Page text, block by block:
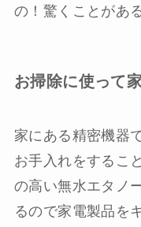
の！驚くことがあ
お掃除に使って
家にある精密機器
お手入れをするこ
の高い無水エタノ
るので家電製品を